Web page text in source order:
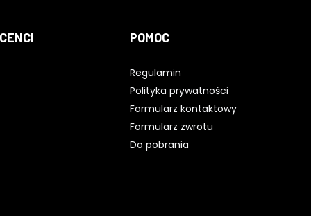
POMOC
Regulamin
Polityka prywatności
Formularz kontaktowy
Formularz zwrotu
Do pobrania